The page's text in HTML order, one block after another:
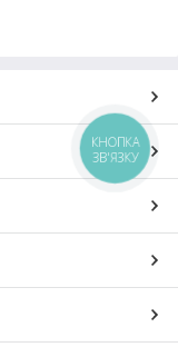
КНОПКА
ЗВ'ЯЗКУ